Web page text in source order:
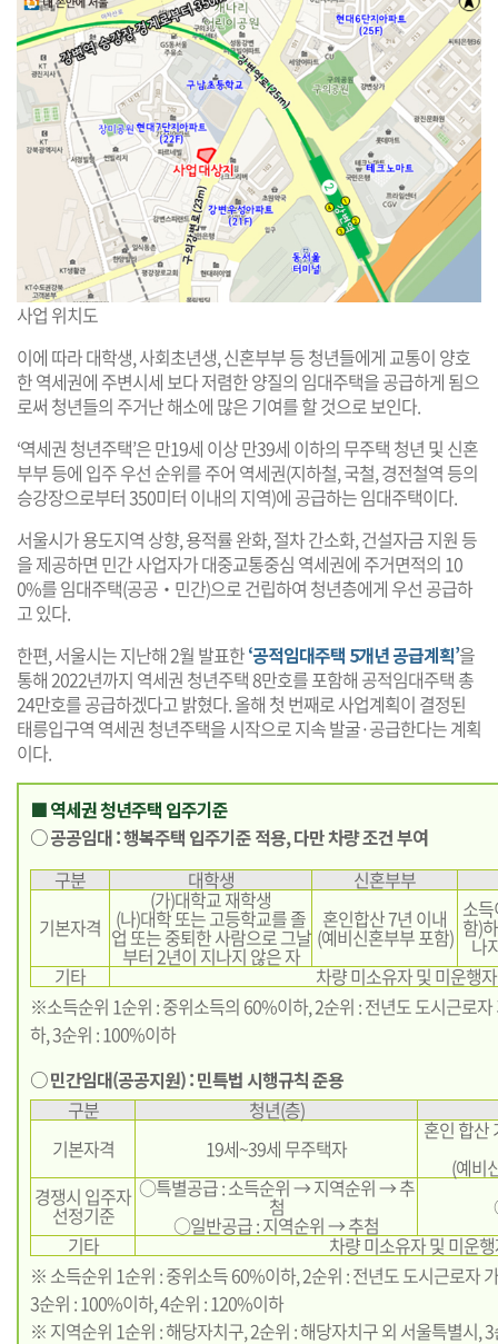
사업 위치도
이에 따라 대학생, 사회초년생, 신혼부부 등 청년들에게 교통이 양호
한 역세권에 주변시세 보다 저렴한 양질의 임대주택을 공급하게 됨으
로써 청년들의 주거난 해소에 많은 기여를 할 것으로 보인다.
‘역세권 청년주택’은 만19세 이상 만39세 이하의 무주택 청년 및 신혼
부부 등에 입주 우선 순위를 주어 역세권(지하철, 국철, 경전철역 등의
승강장으로부터 350미터 이내의 지역)에 공급하는 임대주택이다.
서울시가 용도지역 상향, 용적률 완화, 절차 간소화, 건설자금 지원 등
을 제공하면 민간 사업자가 대중교통중심 역세권에 주거면적의 10
0%를 임대주택(공공‧민간)으로 건립하여 청년층에게 우선 공급하
고 있다.
한편, 서울시는 지난해 2월 발표한‘공적임대주택 5개년 공급계획’을
통해 2022년까지 역세권 청년주택 8만호를 포함해 공적임대주택 총
24만호를 공급하겠다고 밝혔다. 올해 첫 번째로 사업계획이 결정된
태릉입구역 역세권 청년주택을 시작으로 지속 발굴·공급한다는 계획
이다.
■ 역세권 청년주택 입주기준
○ 공공임대 : 행복주택 입주기준 적용, 다만 차량 조건 부여
구분
대학생
신혼부부
기본자격
(가)대학교 재학생
(나)대학 또는 고등학교를 졸
업 또는 중퇴한 사람으로 그날
부터 2년이 지나지 않은 자
혼인합산 7년 이내
(예비신혼부부 포함)
소
함)
나
기타
차량 미소유자 및 미운행자
※소득순위 1순위 : 중위소득의 60%이하, 2순위 : 전년도 도시근로
하, 3순위 : 100%이하
○ 민간임대(공공지원) : 민특법 시행규칙 준용
구분
청년(층)
기본자격
19세~39세 무주택자
혼인 합산
(예비
경쟁시 입주자
선정기준
○특별공급 : 소득순위 → 지역순위 → 추
첨
○일반공급 : 지역순위 → 추첨
기타
차량 미소유자 및 미운
※ 소득순위 1순위 : 중위소득 60%이하, 2순위 : 전년도 도시근로자
3순위 : 100%이하, 4순위 : 120%이하
※ 지역순위 1순위 : 해당자치구, 2순위 : 해당자치구 외 서울특별시, 3